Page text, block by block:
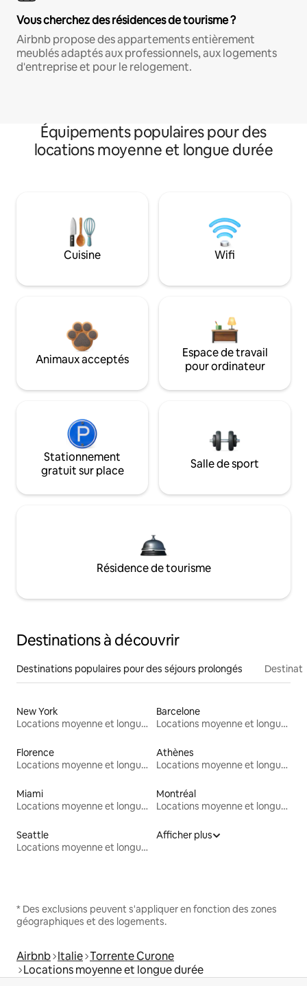
Vous cherchez des résidences de tourisme ?
Airbnb propose des appartements entièrement
meublés adaptés aux professionnels, aux logements
d'entreprise et pour le relogement.
Équipements populaires pour des
locations moyenne et longue durée
Cuisine Wifi
Animaux acceptés
Espace de travail
pour ordinateur
Stationnement
gratuit sur place
Salle de sport
Résidence de tourisme
Destinations à découvrir
Destinations populaires pour des séjours prolongés
New York
Locations moyenne et longue durée
Barcelone
Locations moyenne et longue durée
Florence
Locations moyenne et longue durée
Athènes
Locations moyenne et longue durée
Miami
Locations moyenne et longue durée
Montréal
Locations moyenne et longue durée
Seattle
Locations moyenne et longue durée
Afficher plus
* Des exclusions peuvent s'appliquer en fonction des zones
géographiques et des logements.
Airbnb Italie Torrente Curone
Locations moyenne et longue durée